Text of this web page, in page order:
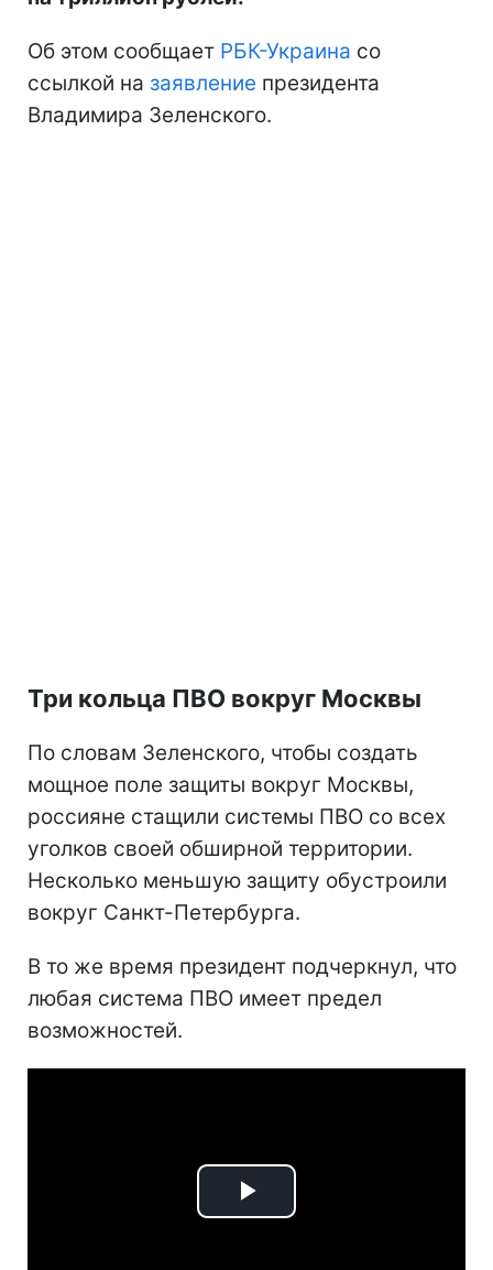
Об этом сообщает РБК-Украина со
ссылкой на заявление президента
Владимира Зеленского.
Три кольца ПВО вокруг Москвы
По словам Зеленского, чтобы создать
мощное поле защиты вокруг Москвы,
россияне стащили системы ПВО со всех
уголков своей обширной территории.
Несколько меньшую защиту обустроили
вокруг Санкт-Петербурга.
В то же время президент подчеркнул, что
любая система ПВО имеет предел
возможностей.
Play